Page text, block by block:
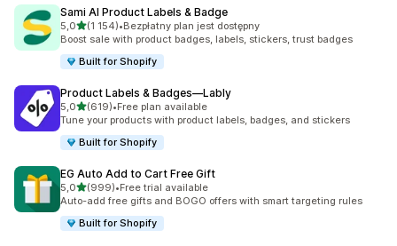
Sami AI Product Labels & Badge
5,0na 5 gwiazdek
(1 154)
Łączna liczba recenzji: 1154
•Bezpłatny plan jest dostępny
Boost sale with product badges, labels, stickers, trust badges
Built for Shopify
Product Labels & Badges—Lably
5,0na 5 gwiazdek
(619)
Łączna liczba recenzji: 619
•Free plan available
Tune your products with product labels, badges, and stickers
Built for Shopify
EG Auto Add to Cart Free Gift
5,0na 5 gwiazdek
(999)
Łączna liczba recenzji: 999
•Free trial available
Auto-add free gifts and BOGO offers with smart targeting rules
Built for Shopify